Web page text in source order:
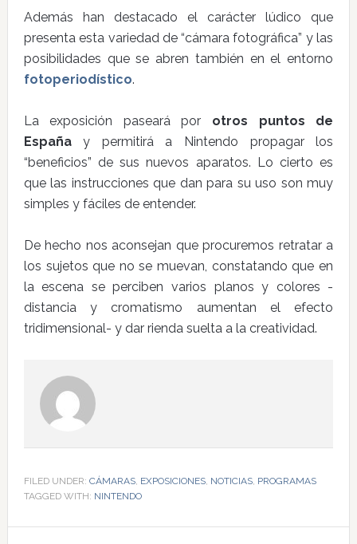
Además han destacado el carácter lúdico que
presenta esta variedad de “cámara fotográfica” y las
posibilidades que se abren también en el entorno
fotoperiodístico.
La exposición paseará por otros puntos de
Españay permitirá a Nintendo propagar los
“beneficios” de sus nuevos aparatos. Lo cierto es
que las instrucciones que dan para su uso son muy
simples y fáciles de entender.
De hecho nos aconsejan que procuremos retratar a
los sujetos que no se muevan, constatando que en
la escena se perciben varios planos y colores -
distancia y cromatismo aumentan el efecto
tridimensional- y dar rienda suelta a la creatividad.
FILED UNDER: CÁMARAS, EXPOSICIONES, NOTICIAS, PROGRAMAS
TAGGED WITH: NINTENDO